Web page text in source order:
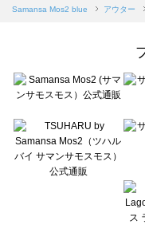
Samansa Mos2 blue（サマンサ
sō4ū（ソウフォーユー）のアウ
Te chichi（テチチ）のアウター一
Te chichi CLASSIC（テチチ クラ
Lugnoncure（ルノンキュール）
BETTY'S BLUE（べティーズブル
Wpc.（ワールドパーティー）の
Samansa Mos2 blue アウター